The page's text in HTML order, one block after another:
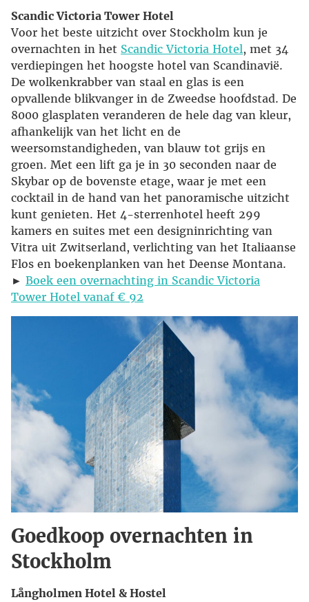
Scandic Victoria Tower Hotel
Voor het beste uitzicht over Stockholm kun je
overnachten in het Scandic Victoria Hotel, met 34
verdiepingen het hoogste hotel van Scandinavië.
De wolkenkrabber van staal en glas is een
opvallende blikvanger in de Zweedse hoofdstad. De
8000 glasplaten veranderen de hele dag van kleur,
afhankelijk van het licht en de
weersomstandigheden, van blauw tot grijs en
groen. Met een lift ga je in 30 seconden naar de
Skybar op de bovenste etage, waar je met een
cocktail in de hand van het panoramische uitzicht
kunt genieten. Het 4-sterrenhotel heeft 299
kamers en suites met een designinrichting van
Vitra uit Zwitserland, verlichting van het Italiaanse
Flos en boekenplanken van het Deense Montana.
► Boek een overnachting in Scandic Victoria
Tower Hotel vanaf € 92
Goedkoop overnachten in
Stockholm
Långholmen Hotel & Hostel